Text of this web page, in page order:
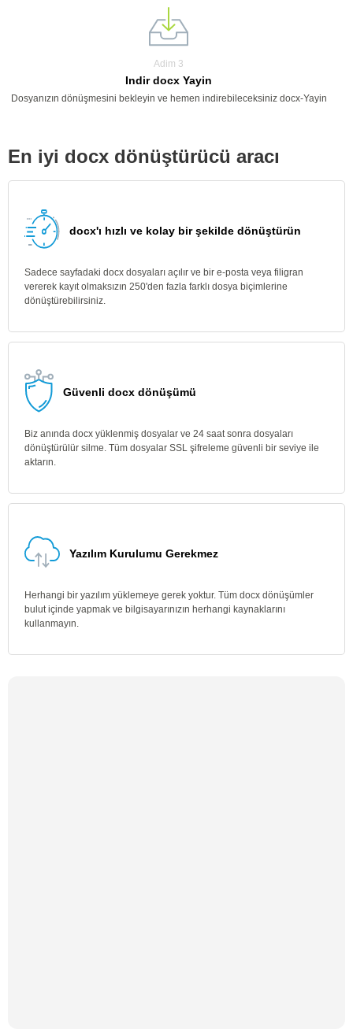
Adim 3
Indir docx Yayin
Dosyanızın dönüşmesini bekleyin ve hemen indirebileceksiniz docx-Yayin
En iyi docx dönüştürücü aracı
docx'ı hızlı ve kolay bir şekilde dönüştürün
Sadece sayfadaki docx dosyaları açılır ve bir e-posta veya filigran
vererek kayıt olmaksızın 250'den fazla farklı dosya biçimlerine
dönüştürebilirsiniz.
Güvenli docx dönüşümü
Biz anında docx yüklenmiş dosyalar ve 24 saat sonra dosyaları
dönüştürülür silme. Tüm dosyalar SSL şifreleme güvenli bir seviye ile
aktarın.
Yazılım Kurulumu Gerekmez
Herhangi bir yazılım yüklemeye gerek yoktur. Tüm docx dönüşümler
bulut içinde yapmak ve bilgisayarınızın herhangi kaynaklarını
kullanmayın.